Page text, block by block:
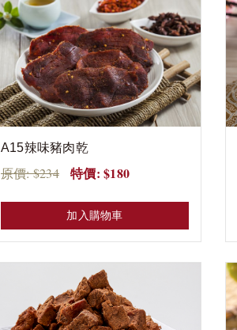
A15辣味豬肉乾
原價: $234 特價: $180
加入購物車